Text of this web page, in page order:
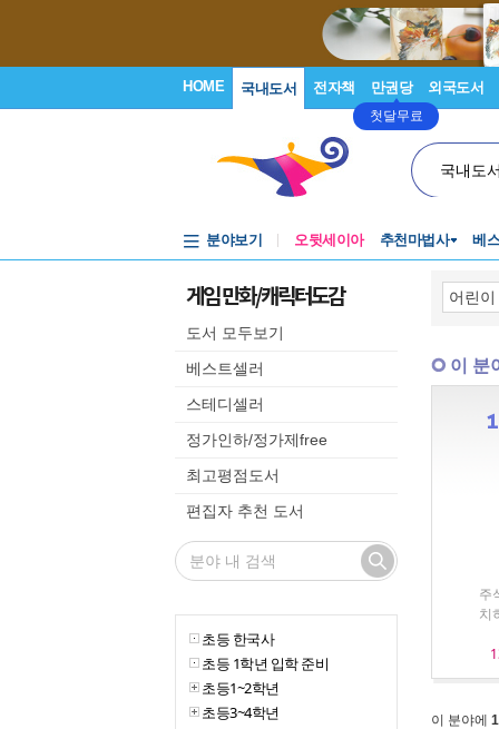
HOME 국내도서 전자책 만권당
첫달무료
외국도서
국내도
분야보기 오뒷세이아 추천마법사 베
게임 만화/캐릭터도감
도서 모두보기
베스트셀러
스테디셀러
정가인하/정가제free
최고평점도서
편집자 추천 도서
초등 한국사
초등 1학년 입학 준비
초등1~2학년
초등3~4학년
이 분
주
치
이 분야에